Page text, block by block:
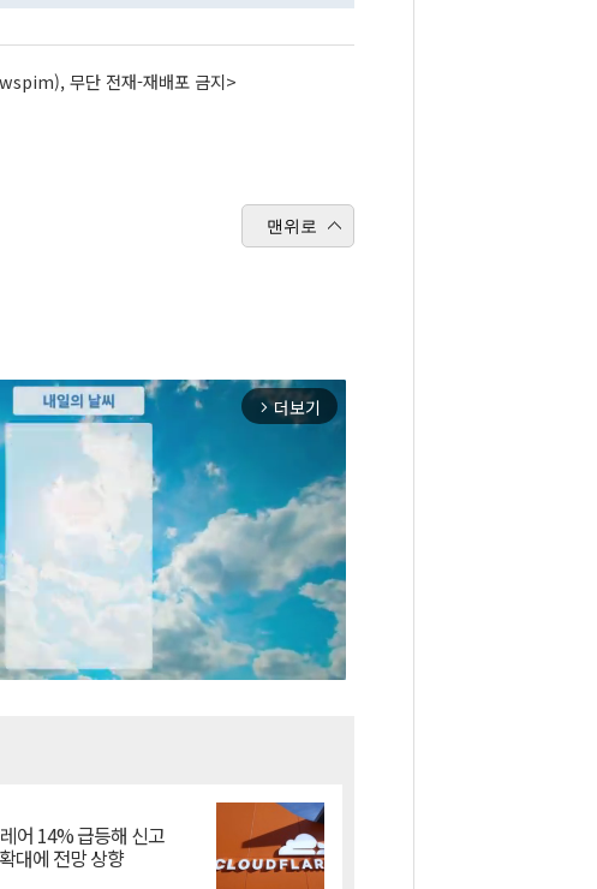
무단 전재-재배포 금지>
맨위로
arrow_forward_ios 더보기
어 14% 급등해 신고
대에 전망 상향